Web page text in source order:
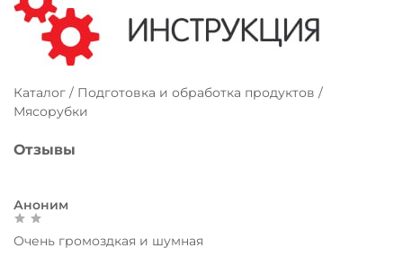
Каталог / Подготовка и обработка продуктов /
Мясорубки
Отзывы
Аноним
Очень громоздкая и шумная